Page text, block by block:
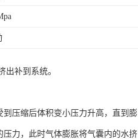
补到系统。
压缩后体积变小压力升高，直到膨
力，此时气体膨胀将气囊内的水挤